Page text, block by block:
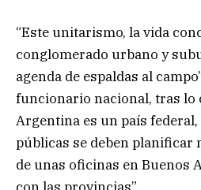
“Este unitarismo, la vida
conglomerado urbano y
agenda de espaldas al
funcionario nacional, tras lo
Argentina es un país
públicas se deben planificar
de unas oficinas en Buenos